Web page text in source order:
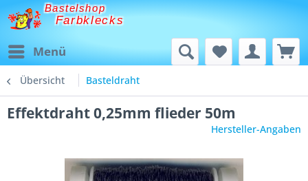
Bastelshop
Farbklecks
Menü
Übersicht Basteldraht
Effektdraht 0,25mm flieder 50m
Hersteller-Angaben